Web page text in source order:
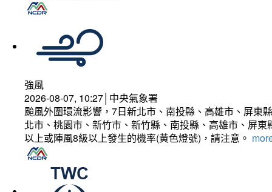
強風
2026-08-07, 10:27│中央氣象署
颱風外圍環流影響，7日新北市、南投縣、高雄市、屏東
北市、桃園市、新竹市、新竹縣、南投縣、高雄市、屏
以上或陣風8級以上發生的機率(黃色燈號)，請注意。